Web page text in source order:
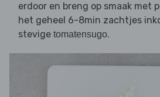
erdoor en breng op smaak met
het geheel 6-8min zachtjes
stevige tomatensugo.